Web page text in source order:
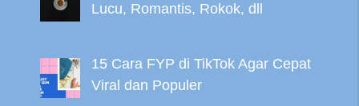
Lucu, Romantis, Rokok, dll
15 Cara FYP di TikTok Agar Cepat
Viral dan Populer